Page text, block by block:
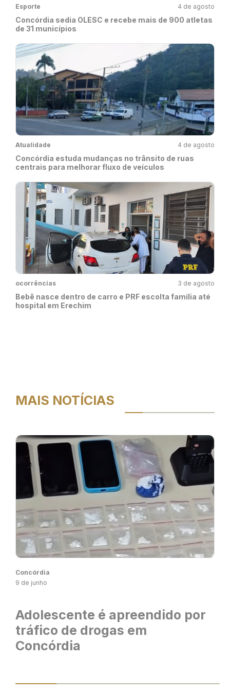
Esporte 4 de agosto
Concórdia sedia OLESC e recebe mais de 900 atletas
de 31 municípios
Atualidade 4 de agosto
Concórdia estuda mudanças no trânsito de ruas
centrais para melhorar fluxo de veículos
ocorrências 3 de agosto
Bebê nasce dentro de carro e PRF escolta família até
hospital em Erechim
MAIS NOTÍCIAS
Concórdia
9 de junho
Adolescente é apreendido por
tráfico de drogas em
Concórdia